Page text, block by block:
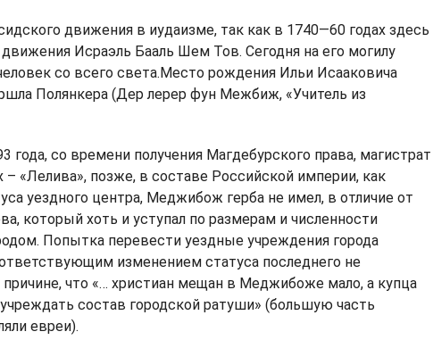
движения в иудаизме, так как в 1740—60 годах здесь
Исраэль Бааль Шем Тов. Сегодня на его могилу
со всего света.Место рождения Ильи Исааковича
Полянкера (Дер лерер фун Межбиж, «Учитель из
года, со времени получения Магдебурского права, магистрат
– «Лелива», позже, в составе Российской империи, как
уездного центра, Меджибож герба не имел, в отличие от
который хоть и уступал по размерам и численности
Попытка перевести уездные учреждения города
изменением статуса последнего не
причине, что «… христиан мещан в Меджибоже мало, а купца
учреждать состав городской ратуши» (большую часть
евреи).